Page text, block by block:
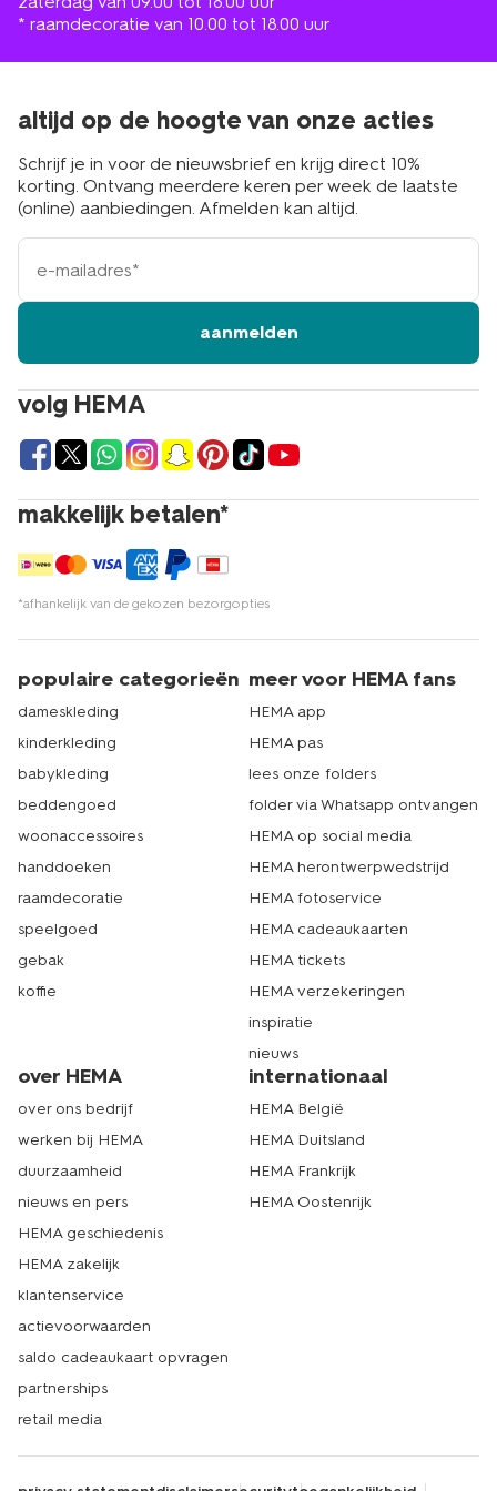
* raamdecoratie van 10.00 tot 18.00 uur
volg HEMA
makkelijk betalen*
*afhankelijk van de gekozen bezorgopties
altijd op de hoogte van onze acties
Schrijf je in voor de nieuwsbrief en krijg direct 10%
korting. Ontvang meerdere keren per week de laatste
(online) aanbiedingen. Afmelden kan altijd.
e-
mailadres
aanmelden
populaire categorieën
dameskleding
kinderkleding
babykleding
beddengoed
woonaccessoires
handdoeken
raamdecoratie
speelgoed
gebak
koffie
meer voor HEMA fans
HEMA app
HEMA pas
lees onze folders
folder via Whatsapp ontvangen
HEMA op social media
HEMA herontwerpwedstrijd
HEMA fotoservice
HEMA cadeaukaarten
HEMA tickets
HEMA verzekeringen
inspiratie
nieuws
over HEMA
over ons bedrijf
werken bij HEMA
duurzaamheid
nieuws en pers
HEMA geschiedenis
HEMA zakelijk
klantenservice
actievoorwaarden
saldo cadeaukaart opvragen
partnerships
retail media
internationaal
HEMA België
HEMA Duitsland
HEMA Frankrijk
HEMA Oostenrijk